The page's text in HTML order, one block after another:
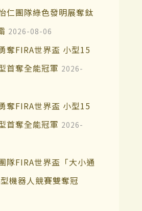
仁團隊綠色發明展奪鈦
2026-08-06
奪FIRA世界盃 小型15
首奪全能冠軍 2026-
奪FIRA世界盃 小型15
首奪全能冠軍 2026-
隊FIRA世界盃「大小通
機器人競賽雙奪冠